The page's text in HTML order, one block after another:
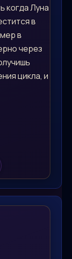
когда Луна
в
в
через
цикла, и